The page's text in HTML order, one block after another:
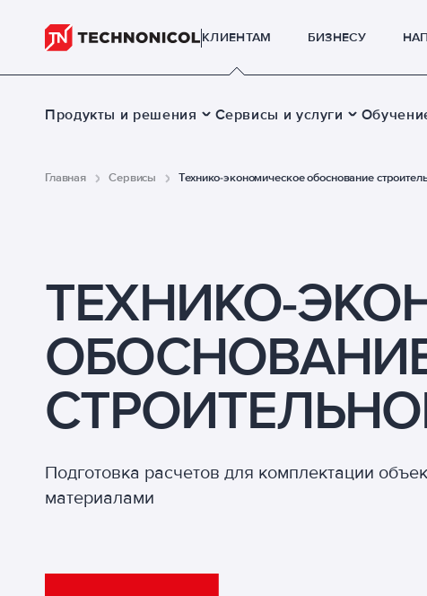
КЛИЕНТАМ БИЗНЕСУ
Продукты и решения Сервисы и услуги
Главная Сервисы Технико-экономическое обоснование
ТЕХНИКО-
Подготовка расчетов для комплектации
материалами